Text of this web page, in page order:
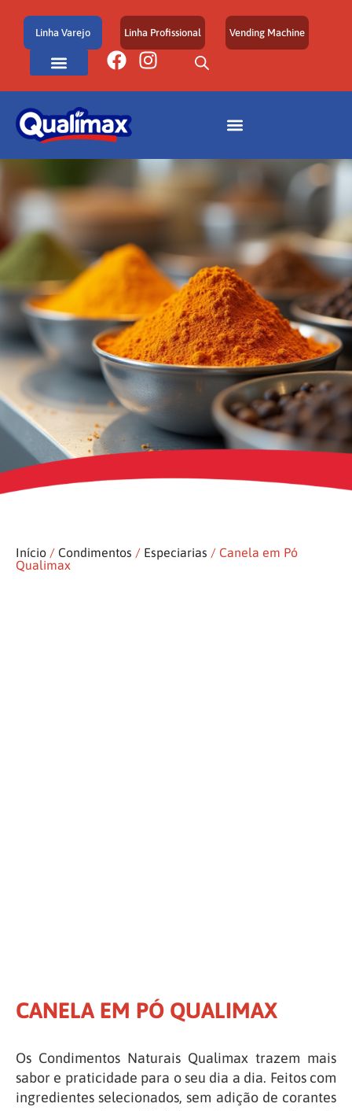
Linha Varejo Linha Profissional Vending Machine
Início / Condimentos / Especiarias / Canela em Pó
Qualimax
CANELA EM PÓ QUALIMAX
Os Condimentos Naturais Qualimax trazem mais
sabor e praticidade para o seu dia a dia. Feitos com
ingredientes selecionados, sem adição de corantes